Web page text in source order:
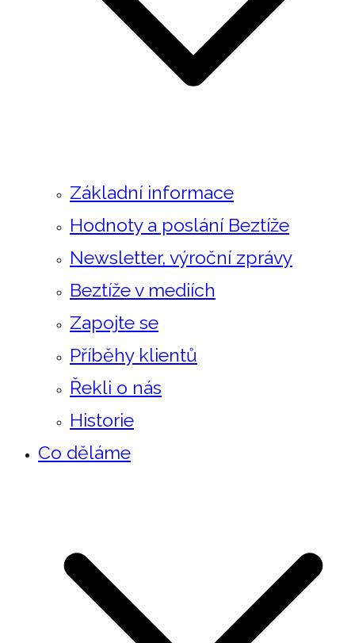
Základní informace
Hodnoty a poslání Beztíže
Newsletter, výroční zprávy
Beztíže v mediích
Zapojte se
Příběhy klientů
Řekli o nás
Historie
Co děláme